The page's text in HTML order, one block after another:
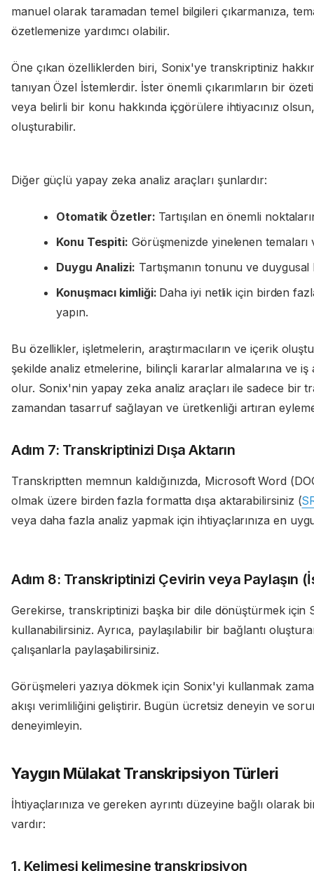
manuel olarak taramadan temel bilgileri çıkarmanıza,
özetlemenize yardımcı olabilir.
Öne çıkan özelliklerden biri, Sonix'ye transkriptiniz
tanıyan Özel İstemlerdir. İster önemli çıkarımların bir
veya belirli bir konu hakkında içgörülere ihtiyacınız
oluşturabilir.
Diğer güçlü yapay zeka analiz araçları şunlardır:
Otomatik Özetler: Tartışılan en önemli
Konu Tespiti: Görüşmenizde yinelenen
Duygu Analizi: Tartışmanın tonunu ve duygusal
Konuşmacı kimliği: Daha iyi netlik için birden
yapın.
Bu özellikler, işletmelerin, araştırmacıların ve içerik
şekilde analiz etmelerine, bilinçli kararlar almalarına ve iş
olur. Sonix'nin yapay zeka analiz araçları ile sadece bir
zamandan tasarruf sağlayan ve üretkenliği artıran
Adım 7: Transkriptinizi Dışa Aktarın
Transkriptten memnun kaldığınızda, Microsoft Word
olmak üzere birden fazla formatta dışa aktarabilirsiniz (
veya daha fazla analiz yapmak için ihtiyaçlarınıza en
Adım 8: Transkriptinizi Çevirin veya Paylaşın
Gerekirse, transkriptinizi başka bir dile dönüştürmek için
kullanabilirsiniz. Ayrıca, paylaşılabilir bir bağlantı
çalışanlarla paylaşabilirsiniz.
Görüşmeleri yazıya dökmek için Sonix'yi kullanmak
akışı verimliliğini geliştirir. Bugün ücretsiz deneyin ve
deneyimleyin.
Yaygın Mülakat Transkripsiyon Türleri
İhtiyaçlarınıza ve gereken ayrıntı düzeyine bağlı olarak
vardır:
1. Kelimesi kelimesine transkripsiyon